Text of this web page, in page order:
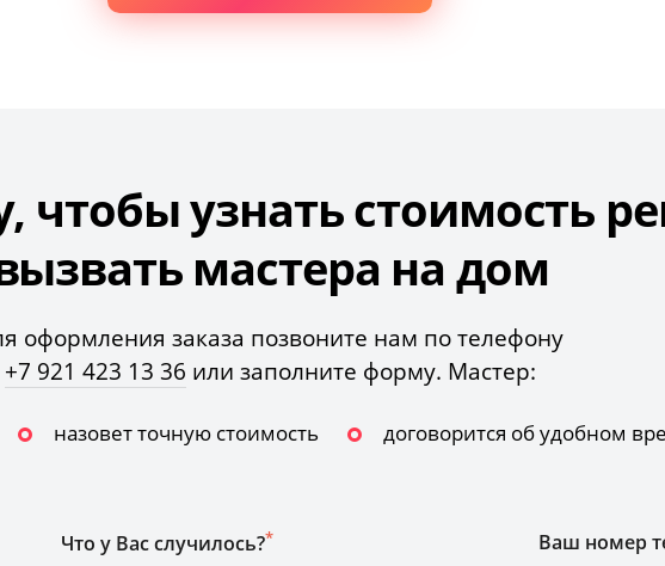
чтобы узнать стоимость
мастера на дом
оформления заказа позвоните нам по телефону
+7 921 423 13 36 или заполните форму. Мастер:
назовет точную стоимость договорится об удобном
Что у Вас случилось?* Ваш номер